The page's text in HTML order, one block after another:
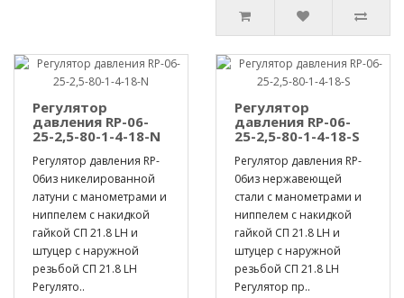
Регулятор
давления RP-06-
25-2,5-80-1-4-18-N
Регулятор давления RP-
06из никелированной
латуни с манометрами и
ниппелем с накидкой
гайкой СП 21.8 LH и
штуцер с наружной
резьбой СП 21.8 LH
Регулято..
Регулятор
давления RP-06-
25-2,5-80-1-4-18-S
Регулятор давления RP-
06из нержавеющей
стали с манометрами и
ниппелем с накидкой
гайкой СП 21.8 LH и
штуцер с наружной
резьбой СП 21.8 LH
Регулятор пр..